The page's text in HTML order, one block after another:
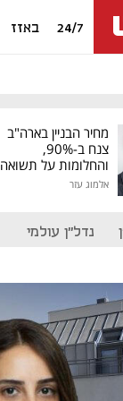
24/7 באזז
מחיר הבניין בארה"ב
צנח ב-90%,
והחלומות על תשואה
גבוהה התנפצו
אלמוג עזר
נדל"ן עולמי